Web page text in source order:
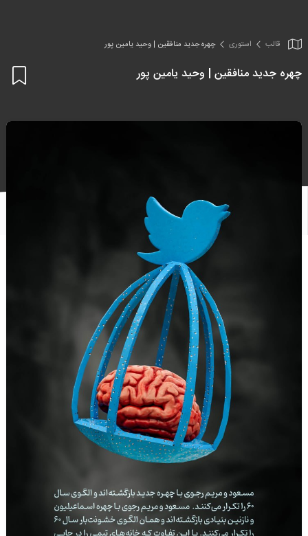
قالب استوری چهره جدید منافقین | وحید یامین پور
چهره جدید منافقین | وحید یامین پور